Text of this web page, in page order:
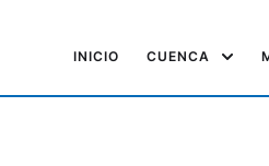
INICIO CUENCA